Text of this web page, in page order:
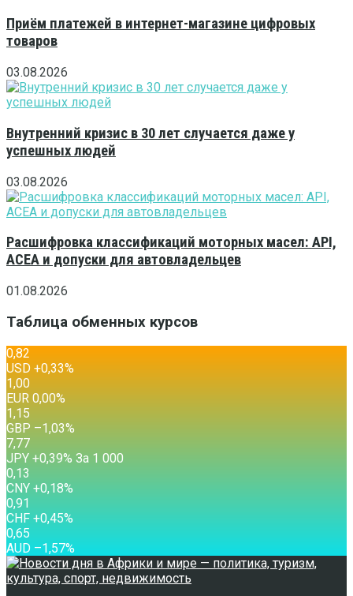
Приём платежей в интернет-магазине цифровых
товаров
03.08.2026
Внутренний кризис в 30 лет случается даже у
успешных людей
03.08.2026
Расшифровка классификаций моторных масел: API,
ACEA и допуски для автовладельцев
01.08.2026
Таблица обменных курсов
0,82
USD +0,33%
1,00
EUR 0,00%
1,15
GBP –1,03%
7,77
JPY +0,39% За 1 000
0,13
CNY +0,18%
0,91
CHF +0,45%
0,65
AUD –1,57%